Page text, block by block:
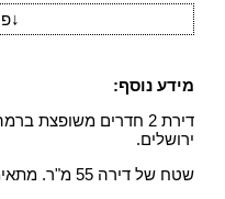
↓
מידע נוסף:
דירת 2 חדרים משופצת
ירושלים.
שטח של דירה 55 מ"ר. מתאימה לנופש של 2-4 אנשים.